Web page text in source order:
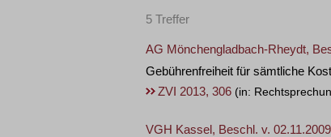
5 Treffer
AG Mönchengladbach-Rheydt,
Gebührenfreiheit für sämtliche
ZVI 2013, 306 (in:
VGH Kassel, Beschl. v.